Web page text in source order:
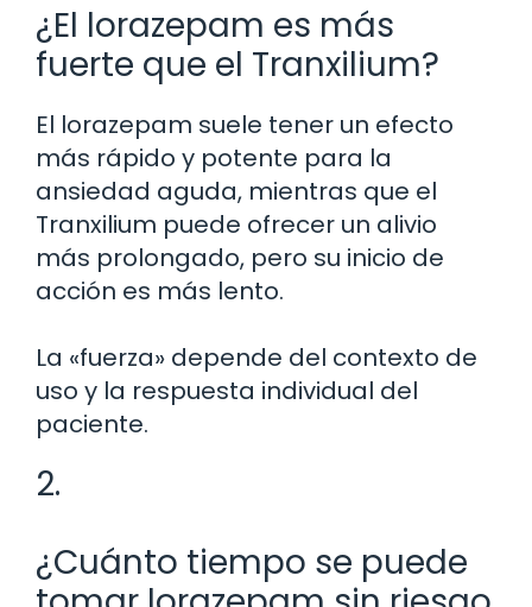
¿El lorazepam es más
fuerte que el Tranxilium?
El lorazepam suele tener un efecto
más rápido y potente para la
ansiedad aguda, mientras que el
Tranxilium puede ofrecer un alivio
más prolongado, pero su inicio de
acción es más lento.
La «fuerza» depende del contexto de
uso y la respuesta individual del
paciente.
2.
¿Cuánto tiempo se puede